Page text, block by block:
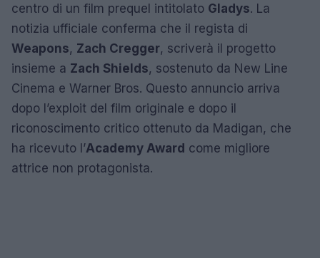
centro di un film prequel intitolato Gladys. La
notizia ufficiale conferma che il regista di
Weapons, Zach Cregger, scriverà il progetto
insieme a Zach Shields, sostenuto da New Line
Cinema e Warner Bros. Questo annuncio arriva
dopo l’exploit del film originale e dopo il
riconoscimento critico ottenuto da Madigan, che
ha ricevuto l’Academy Award come migliore
attrice non protagonista.